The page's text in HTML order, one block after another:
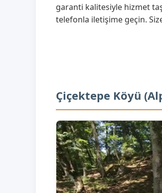
garanti kalitesiyle hizmet
telefonla iletişime geçin.
Çiçektepe Köyü